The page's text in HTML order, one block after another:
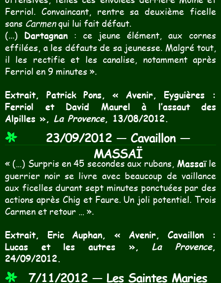
Ferriol. Convaincant, rentre sa deuxième ficelle
sans Carmenqui lui fait défaut.
(...) Dartagnan: ce jeune élément, aux cornes
effilées, a les défauts de sa jeunesse. Malgré tout,
il les rectifie et les canalise, notamment après
Ferriol en 9 minutes ».
Extrait, Patrick Pons, « Avenir, Eyguières :
Ferriol et David Maurel à l’assaut des
Alpilles », La Provence, 13/08/2012.
23/09/2012 — Cavaillon —
MASSAÏ
« (…) Surpris en 45 secondes aux rubans, Massaïle
guerrier noir se livre avec beaucoup de vaillance
aux ficelles durant sept minutes ponctuées par des
actions après Chig et Faure. Un joli potentiel. Trois
Carmen et retour … ».
Extrait, Eric Auphan, « Avenir, Cavaillon :
Lucas et les autres »,La Provence,
24/09/2012.
7/11/2012 — Les Saintes Maries